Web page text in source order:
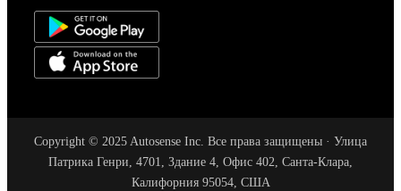
Copyright © 2025 Autosense Inc. Все права защищены · Улица
Патрика Генри, 4701, Здание 4, Офис 402, Санта-Клара,
Калифорния 95054, США